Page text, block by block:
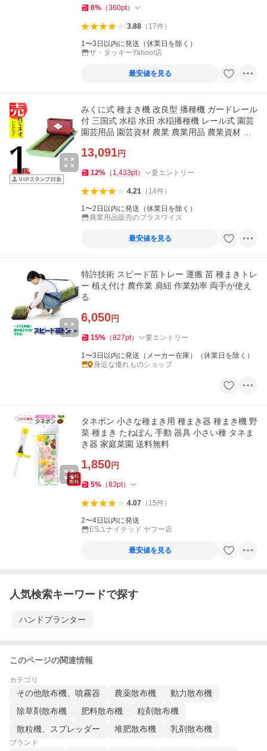
6% （360pt）
3.88（ 17件）
1〜3日以内に発送（休業日を除く）
ザ・タッキーYahoo!店
最安値を見る
みくに式 種まき機 改良型 播種機 ガードレール
付 三国式 水稲 水田 水稲播種機 レール式 園芸
園芸用品 園芸資材 農業 農業用品 農業資材 た
13,091円
12% （ 1,433pt） 要エントリー
4.21（ 14件）
1〜2日以内に発送（休業日を除く）
農業用品販売のプラスワイズ
最安値を見る
特許技術 スピード苗トレー 運搬 苗 種まきトレ
ー 植え付け 農作業 肩紐 作業効率 両手が使え
る
6,050円
15% （827pt） 要エントリー
1〜3日以内に発送（メーカー在庫）（休業日を除く）
身近な優れものショップ
タネポン 小さな種まき用 種まき器 種まき機 野
菜 種まき たねぽん 手動 器具 小さい種 タネま
き器 家庭菜園 送料無料
1,850円
5% （83pt）
4.07（ 15件）
2〜4日以内に発送
ESユナイテッド ヤフー店
最安値を見る
人気検索キーワードで探す
ハンドプランター
このページの関連情報
カテゴリ
その他散布機、噴霧器 農薬散布機
動力散布機
除草剤散布機
肥料散布機
粒剤散布機
散粒機、スプレッダー
堆肥散布機 乳剤散布機
ブランド